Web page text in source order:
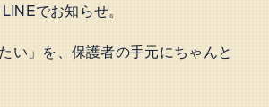
でお知らせ。
い」を、保護者の手元にちゃんと